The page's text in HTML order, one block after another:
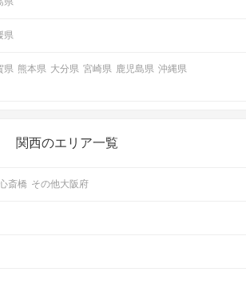
大阪府大阪市北区梅田2-1-22 野村不動
県
県 熊本県 大分県 宮崎県 鹿児島県 沖縄県
関西のエリア一覧
斎橋 その他大阪府